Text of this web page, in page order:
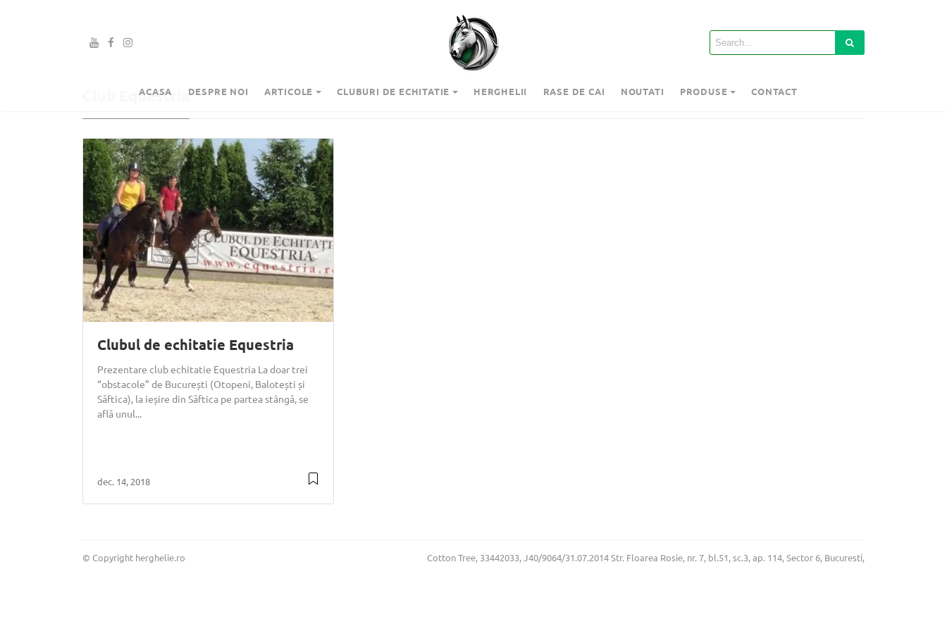
ACASA DESPRE NOI ARTICOLE CLUBURI DE ECHITATIE HERGHELII RASE DE CAI NOUTATI PRODUSE CONTACT
Club Equestria
Clubul de echitatie Equestria
Prezentare club echitatie Equestria La doar trei
“obstacole” de București (Otopeni, Balotești și
Săftica), la ieșire din Săftica pe partea stângă, se
află unul...
dec. 14, 2018
© Copyright herghelie.ro Cotton Tree, 33442033, J40/9064/31.07.2014 Str. Floarea Rosie, nr. 7, bl.51, sc.3, ap. 114, Sector 6, Bucuresti,